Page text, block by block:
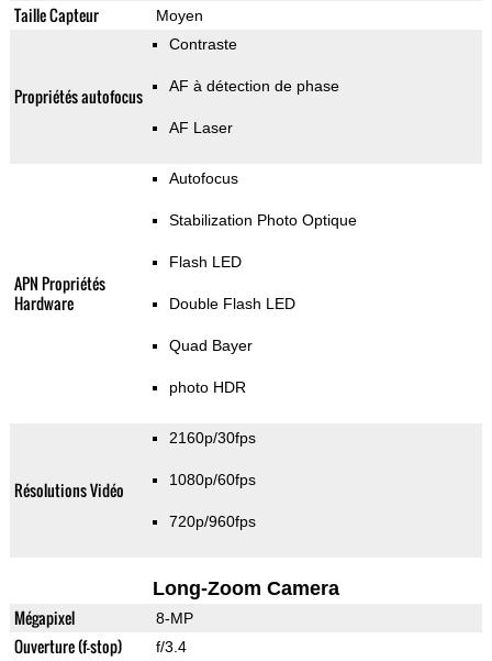
Taille Capteur Moyen
Propriétés autofocus
Contraste
AF à détection de phase
AF Laser
APN Propriétés
Hardware
Autofocus
Stabilization Photo Optique
Flash LED
Double Flash LED
Quad Bayer
photo HDR
Résolutions Vidéo
2160p/30fps
1080p/60fps
720p/960fps
Long-Zoom Camera
Mégapixel 8-MP
Ouverture (f-stop) f/3.4